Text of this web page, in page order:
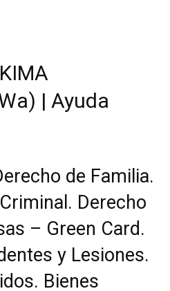
| Ayuda
de Familia.
Derecho
– Green Card.
y Lesiones.
Bienes